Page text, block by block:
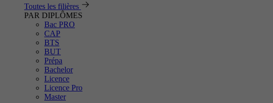
Toutes les filières
PAR DIPLÔMES
Bac PRO
CAP
BTS
BUT
Prépa
Bachelor
Licence
Licence Pro
Master